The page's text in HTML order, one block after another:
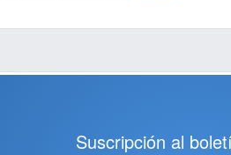
Suscripción al